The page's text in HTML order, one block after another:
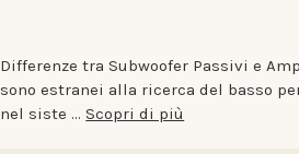
Differenze tra Subwoofer Passivi e
sono estranei alla ricerca del basso
nel siste …Scopri di più